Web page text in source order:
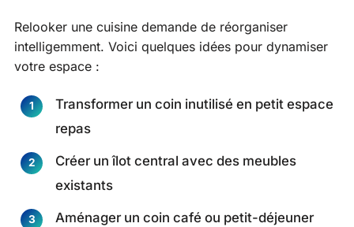
Relooker une cuisine demande de réorganiser
intelligemment. Voici quelques idées pour dynamiser
votre espace :
Transformer un coin inutilisé en petit espace
repas
Créer un îlot central avec des meubles
existants
Aménager un coin café ou petit-déjeuner